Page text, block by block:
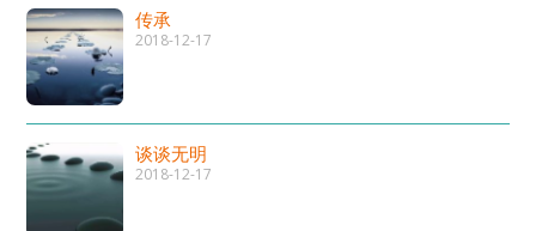
传承
2018-12-17
谈谈无明
2018-12-17